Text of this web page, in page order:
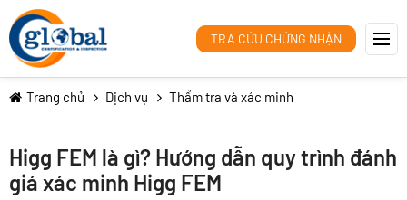
TRA CỨU CHỨNG NHẬN
Trang chủ Dịch vụ Thẩm tra và xác minh
Higg FEM là gì? Hướng dẫn quy trình đánh
giá xác minh Higg FEM